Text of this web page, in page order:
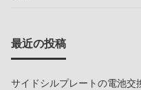
最近の投稿
サイドシルプレートの電池交